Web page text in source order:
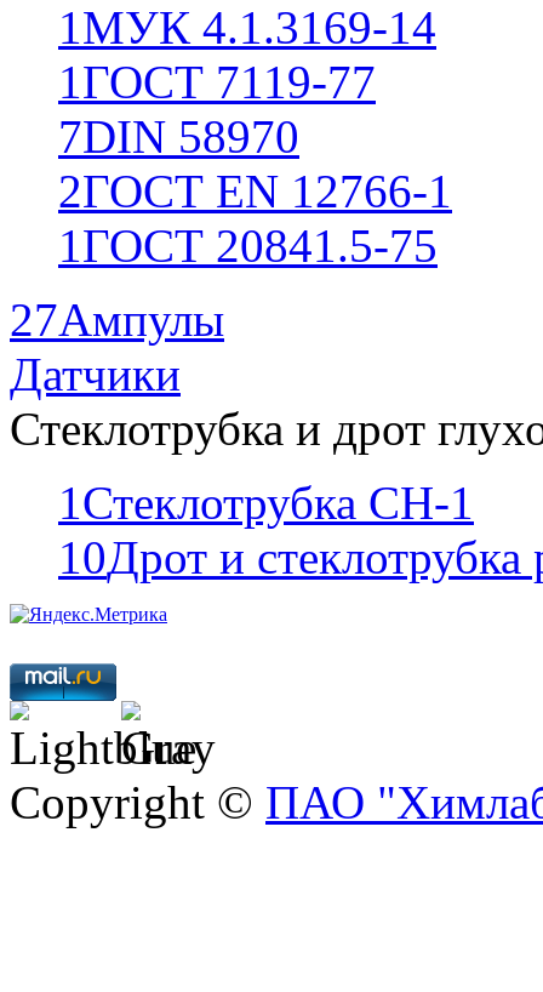
1МУК 4.1.3169-14
1ГОСТ 7119-77
7DIN 58970
2ГОСТ EN 12766-1
1ГОСТ 20841.5-75
27Ампулы
Датчики
Стеклотрубка и дрот
1Стеклотрубка СН-1
10Дрот и
Copyright © ПАО